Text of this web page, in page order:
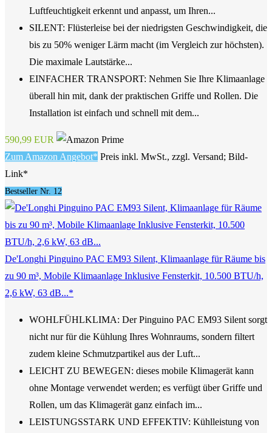
Luftfeuchtigkeit erkennt und anpasst, um Ihren...
SILENT: Flüsterleise bei der niedrigsten Geschwindigkeit, die
bis zu 50% weniger Lärm macht (im Vergleich zur höchsten).
Die maximale Lautstärke...
EINFACHER TRANSPORT: Nehmen Sie Ihre Klimaanlage
überall hin mit, dank der praktischen Griffe und Rollen. Die
Installation ist einfach und schnell mit dem...
590,99 EUR
Zum Amazon Angebot* Preis inkl. MwSt., zzgl. Versand; Bild-
Link*
Bestseller Nr. 12
De'Longhi Pinguino PAC EM93 Silent, Klimaanlage für Räume bis
zu 90 m³, Mobile Klimaanlage Inklusive Fensterkit, 10.500 BTU/h,
2,6 kW, 63 dB...*
WOHLFÜHLKLIMA: Der Pinguino PAC EM93 Silent sorgt
nicht nur für die Kühlung Ihres Wohnraums, sondern filtert
zudem kleine Schmutzpartikel aus der Luft...
LEICHT ZU BEWEGEN: dieses mobile Klimagerät kann
ohne Montage verwendet werden; es verfügt über Griffe und
Rollen, um das Klimagerät ganz einfach im...
LEISTUNGSSTARK UND EFFEKTIV: Kühlleistung von